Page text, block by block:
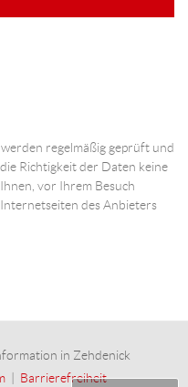
regelmäßig geprüft und
Richtigkeit der Daten keine
vor Ihrem Besuch
des Anbieters
in Zehdenick
Barrierefreiheit